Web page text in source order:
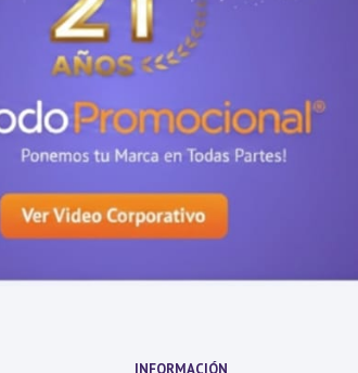
INFORMACIÓN